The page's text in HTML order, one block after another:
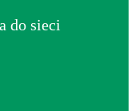
do sieci